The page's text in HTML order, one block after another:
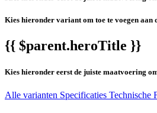
Kies hieronder variant om toe te voegen aan
{{ $parent.heroTitle }}
Kies hieronder eerst de juiste maatvoering
Alle varianten Specificaties Technische